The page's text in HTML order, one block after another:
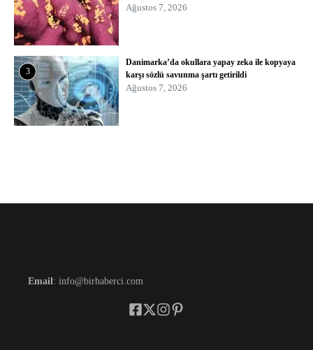
Ağustos 7, 2026
3
Danimarka’da okullara yapay zeka ile kopyaya
karşı sözlü savunma şartı getirildi
Ağustos 7, 2026
Email : info@birhaberci.com